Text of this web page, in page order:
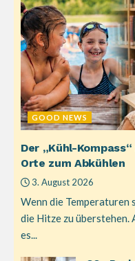
GOOD NEWS
Der „Kühl-
Orte zum Abkühlen
3. August 2026
Wenn die Temperaturen
die Hitze zu überstehen.
es...